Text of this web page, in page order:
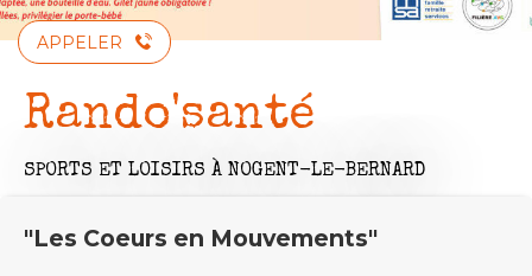
APPELER
Rando'santé
SPORTS ET LOISIRS À NOGENT-LE-BERNARD
"Les Coeurs en Mouvements"